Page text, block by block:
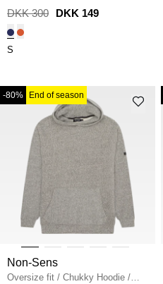
BLUE
DKK 300 DKK 149
S
-80% End of season
Non-Sens
Oversize fit / Chukky Hoodie /